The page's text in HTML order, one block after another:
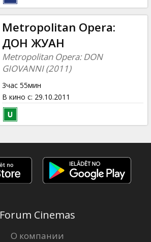
Metropolitan Opera:
ДОН ЖУАН
Metropolitan Opera: DON
GIOVANNI (2011)
3час 55мин
В кино с: 29.10.2011
Forum Cinemas
О компании